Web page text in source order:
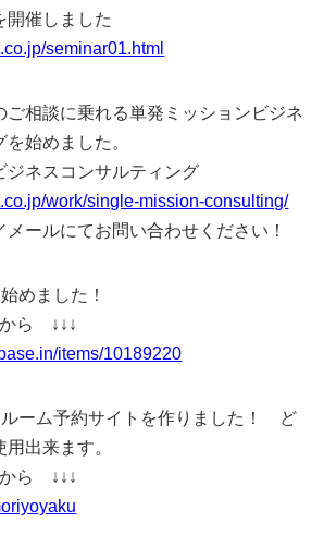
開催しました
seminar01.html
ご相談に乗れる単発ミッションビジネ
始めました。
ネスコンサルティング
work/single-mission-consulting/
ルにてお問い合わせください！
めました！
ら ↓↓↓
items/10189220
ーム予約サイトを作りました！ ど
出来ます。
ら ↓↓↓